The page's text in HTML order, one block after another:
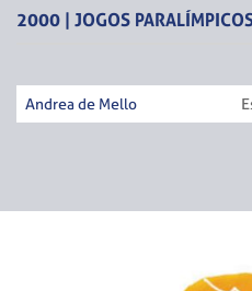
2000 | JOGOS
Andrea de Mello